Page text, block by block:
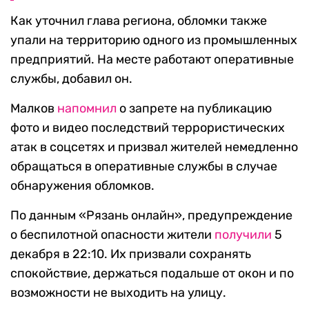
Как уточнил глава региона, обломки также
упали на территорию одного из промышленных
предприятий. На месте работают оперативные
службы, добавил он.
Малков напомнил о запрете на публикацию
фото и видео последствий террористических
атак в соцсетях и призвал жителей немедленно
обращаться в оперативные службы в случае
обнаружения обломков.
По данным «Рязань онлайн», предупреждение
о беспилотной опасности жители получили 5
декабря в 22:10. Их призвали сохранять
спокойствие, держаться подальше от окон и по
возможности не выходить на улицу.